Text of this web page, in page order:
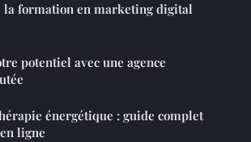
la formation en marketing digital
potentiel avec une agence
énergétique : guide complet
ligne